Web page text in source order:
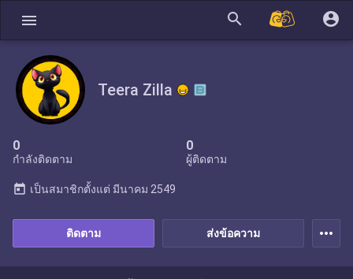
menu search account_circle
Teera Zilla
0
กำลังติดตาม
0
ผู้ติดตาม
ส่งข้อความ
ติดตาม
today เป็นสมาชิกตั้งแต่ มีนาคม 2549
more_horiz